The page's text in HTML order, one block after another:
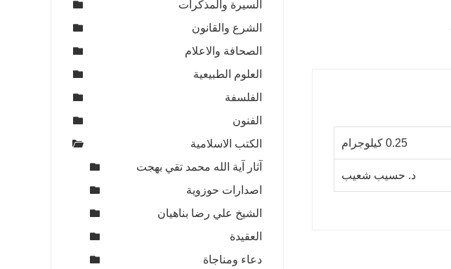
0.25 كيلوجرام
د. حسيب شعيب
السيرة والمذكرات
الشرع والقانون
الصحافة والاعلام
العلوم الطبيعية
الفلسفة
الفنون
الكتب الاسلامية
آثار آية الله محمد تقي بهجت
اصدارات حوزوية
الشيخ علي رضا بناهيان
العقيدة
دعاء ومناجاة